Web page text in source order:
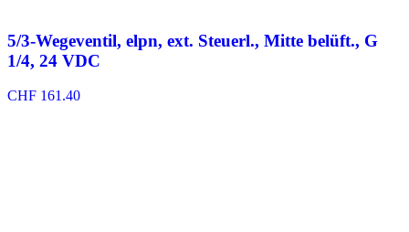
5/3-Wegeventil, elpn, ext. Steuerl., Mitte belüft., G
1/4, 24 VDC
CHF 161.40